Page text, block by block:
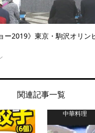
ー2019》東京・駒沢オリン
関連記事一覧
中華料理